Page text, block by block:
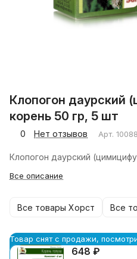
Клопогон даурский
корень 50 гр, 5 шт
0 Нет отзывов Арт. 10088
Клопогон даурский
Все описание
Все товары Хорст Все
Товар снят с продажи,
648 ₽